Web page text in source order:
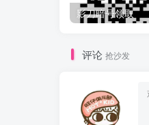
影刀暗号领取
评论 抢沙发